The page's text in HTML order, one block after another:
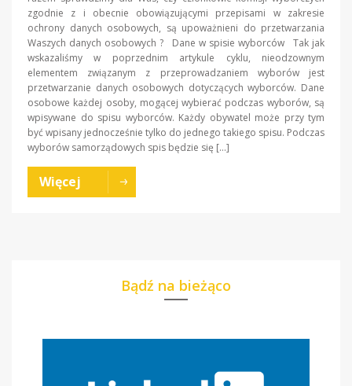
zgodnie z i obecnie obowiązującymi przepisami w zakresie
ochrony danych osobowych, są upoważnieni do przetwarzania
Waszych danych osobowych ? Dane w spisie wyborców Tak jak
wskazaliśmy w poprzednim artykule cyklu, nieodzownym
elementem związanym z przeprowadzaniem wyborów jest
przetwarzanie danych osobowych dotyczących wyborców. Dane
osobowe każdej osoby, mogącej wybierać podczas wyborów, są
wpisywane do spisu wyborców. Każdy obywatel może przy tym
być wpisany jednocześnie tylko do jednego takiego spisu. Podczas
wyborów samorządowych spis będzie się […]
Więcej
Bądź na bieżąco